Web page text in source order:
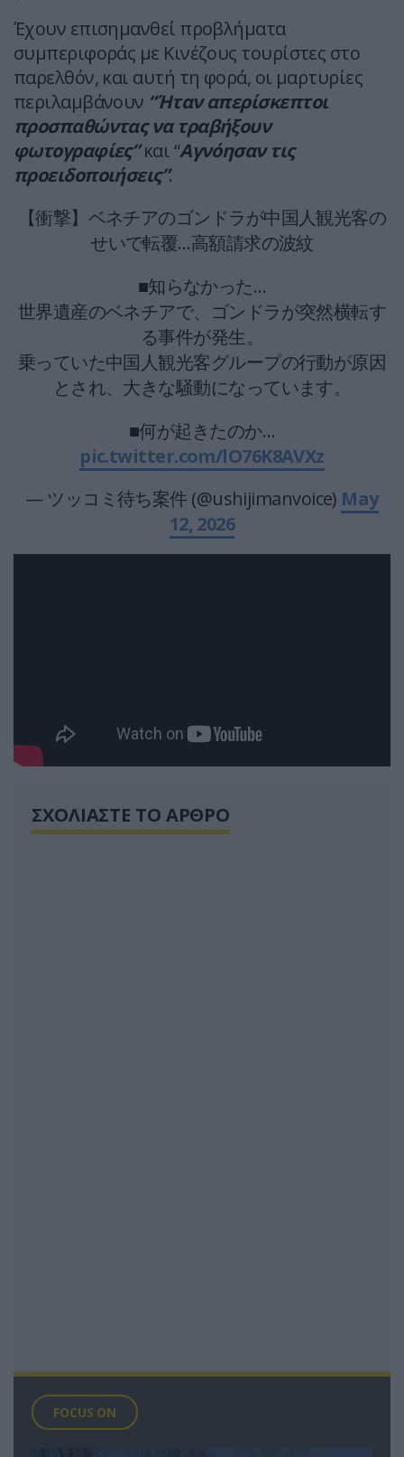
Έχουν επισημανθεί προβλήματα
συμπεριφοράς με Κινέζους τουρίστες στο
παρελθόν, και αυτή τη φορά, οι μαρτυρίες
περιλαμβάνουν “Ήταν απερίσκεπτοι
προσπαθώντας να τραβήξουν
φωτογραφίες”και “Αγνόησαν τις
προειδοποιήσεις”.
【衝撃】ベネチアのゴンドラが中国人観光客の
せいで転覆…高額請求の波紋
■知らなかった…
世界遺産のベネチアで、ゴンドラが突然横転す
る事件が発生。
乗っていた中国人観光客グループの行動が原因
とされ、大きな騒動になっています。
■何が起きたのか…
pic.twitter.com/lO76K8AVXz
— ツッコミ待ち案件 (@ushijimanvoice) May
12, 2026
ΣΧΟΛΙΑΣΤΕ ΤΟ ΑΡΘΡΟ
FOCUS ON